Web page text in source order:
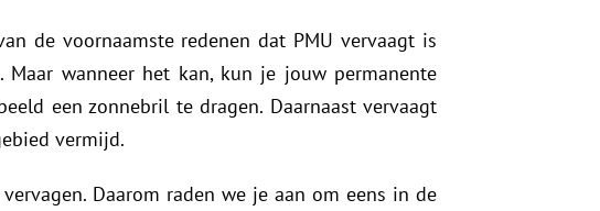
de voornaamste redenen dat PMU vervaagt is
wanneer het kan, kun je jouw permanente
een zonnebril te dragen. Daarnaast vervaagt
vermijd.
Daarom raden we je aan om eens in de